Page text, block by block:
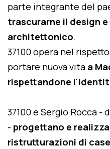
parte integrante del
trascurarne il design
architettonico.
37100 opera nel
portare nuova vita a
rispettandone
37100 e Sergio Rocca -
- progettano e
ristrutturazioni di